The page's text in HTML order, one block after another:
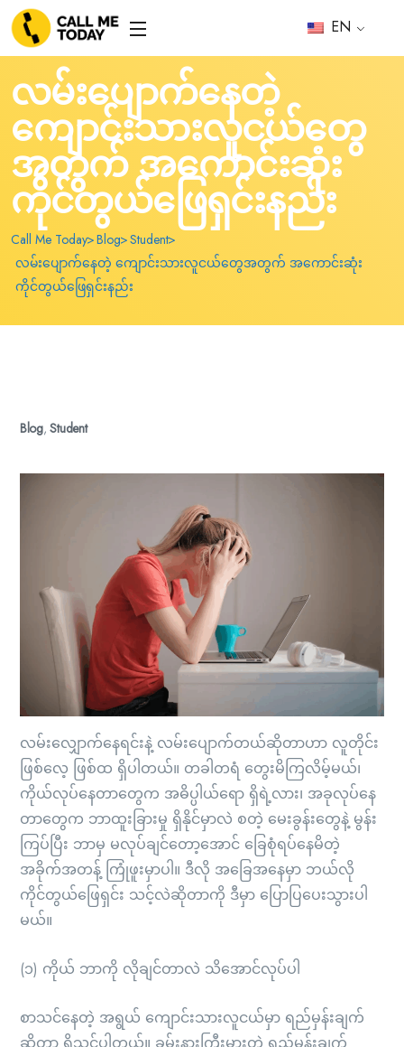
EN
လမ်းပျောက်နေတဲ့
ကျောင်းသားလူငယ်တွေ
အတွက် အကောင်းဆုံး
ကိုင်တွယ်ဖြေရှင်းနည်း
Call Me Today Blog Student
လမ်းပျောက်နေတဲ့ ကျောင်းသားလူငယ်တွေအတွက် အကောင်းဆုံး
ကိုင်တွယ်ဖြေရှင်းနည်း
Blog,Student
လမ်းလျှောက်နေရင်းနဲ့ လမ်းပျောက်တယ်ဆိုတာဟာ လူတိုင်း
ဖြစ်လေ့ ဖြစ်ထ ရှိပါတယ်။ တခါတရံ တွေးမိကြလိမ့်မယ်၊
ကိုယ်လုပ်နေတာတွေက အဓိပ္ပါယ်ရော ရှိရဲ့လား၊ အခုလုပ်နေ
တာတွေက ဘာထူးခြားမှု ရှိနိုင်မှာလဲ စတဲ့ မေးခွန်းတွေနဲ့ မွန်း
ကြပ်ပြီး ဘာမှ မလုပ်ချင်တော့အောင် ခြေစုံရပ်နေမိတဲ့
အခိုက်အတန့် ကြုံဖူးမှာပါ။ ဒီလို အခြေအနေမှာ ဘယ်လို
ကိုင်တွယ်ဖြေရှင်း သင့်လဲဆိုတာကို ဒီမှာ ပြောပြပေးသွားပါ
မယ်။
(၁) ကိုယ် ဘာကို လိုချင်တာလဲ သိအောင်လုပ်ပါ
စာသင်နေတဲ့ အရွယ် ကျောင်းသားလူငယ်မှာ ရည်မှန်းချက်
ဆိုတာ ရှိသင့်ပါတယ်။ ခမ်းနားကြီးမားတဲ့ ရည်မှန်းချက်